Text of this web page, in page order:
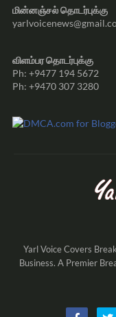
மின்னஞ்சல் தொடர்புக்கு
விளம்பர தொடர்புக்கு
Ph: +9477 194 5672
Ph: +9470 307 3280
Yarl Voice Covers
Business. A Premier